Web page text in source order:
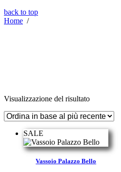
back to top
Home /
Visualizzazione del risultato
SALE
Vassoio Palazzo Bello